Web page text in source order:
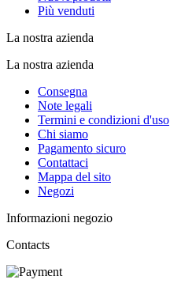
Più venduti
La nostra azienda
La nostra azienda
Consegna
Note legali
Termini e condizioni d'uso
Chi siamo
Pagamento sicuro
Contattaci
Mappa del sito
Negozi
Informazioni negozio
Contacts